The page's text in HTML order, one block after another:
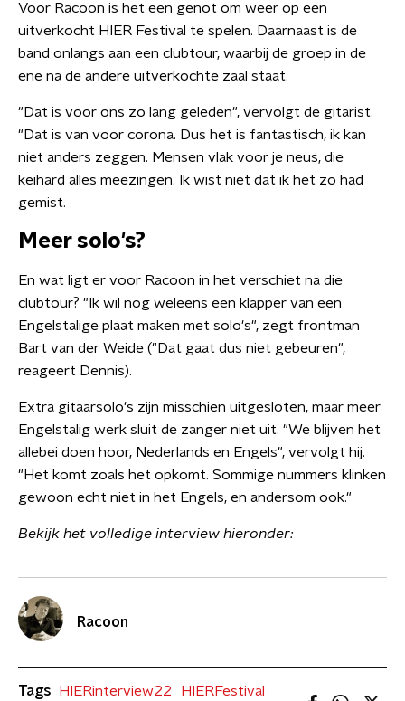
Voor Racoon is het een genot om weer op een
uitverkocht HIER Festival te spelen. Daarnaast is de
band onlangs aan een clubtour, waarbij de groep in de
ene na de andere uitverkochte zaal staat.
"Dat is voor ons zo lang geleden", vervolgt de gitarist.
"Dat is van voor corona. Dus het is fantastisch, ik kan
niet anders zeggen. Mensen vlak voor je neus, die
keihard alles meezingen. Ik wist niet dat ik het zo had
gemist.
Meer solo's?
En wat ligt er voor Racoon in het verschiet na die
clubtour? "Ik wil nog weleens een klapper van een
Engelstalige plaat maken met solo's", zegt frontman
Bart van der Weide ("Dat gaat dus niet gebeuren",
reageert Dennis).
Extra gitaarsolo's zijn misschien uitgesloten, maar meer
Engelstalig werk sluit de zanger niet uit. "We blijven het
allebei doen hoor, Nederlands en Engels", vervolgt hij.
"Het komt zoals het opkomt. Sommige nummers klinken
gewoon echt niet in het Engels, en andersom ook."
Bekijk het volledige interview hieronder:
Racoon
Tags HIERinterview22
HIERFestival